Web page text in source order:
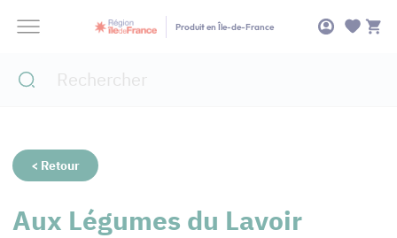
Produit en Île-de-France
< Retour
Aux Légumes du Lavoir